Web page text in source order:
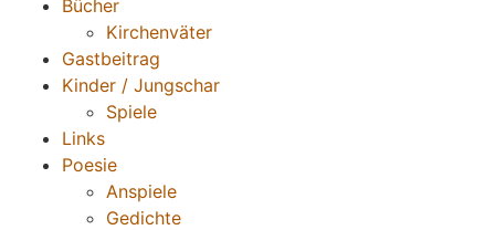
Bücher
Kirchenväter
Gastbeitrag
Kinder / Jungschar
Spiele
Links
Poesie
Anspiele
Gedichte